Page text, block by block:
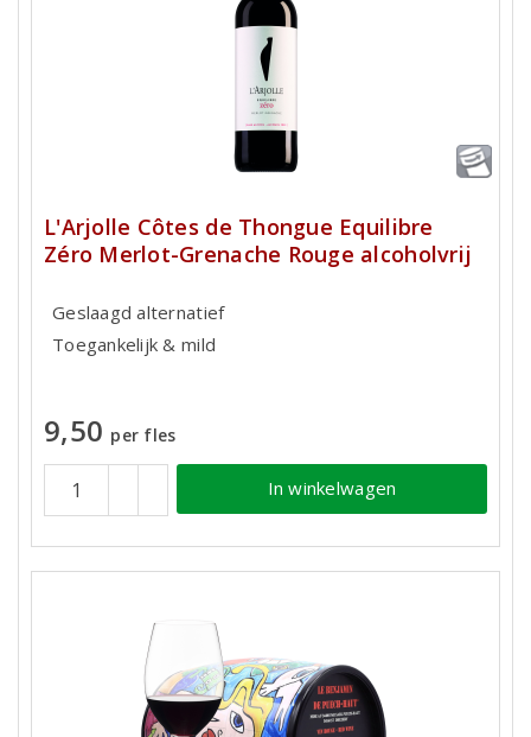
L'Arjolle Côtes de Thongue Equilibre
Zéro Merlot-Grenache Rouge alcoholvrij
Geslaagd alternatief
Toegankelijk & mild
9,50 per fles
In winkelwagen